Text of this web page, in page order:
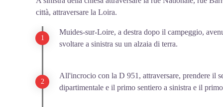
Divenne re di Francia nel 1498 con il nome di Luigi
Amboise. Luigi XII intraprende, con Anna di
del castello in quello che sarà chiamato in seguito lo
Ulteriori informazioni: Wikipedia
Per visitare il castello
città, attraversare la Loira.
Muides-sur-Loire, a destra dopo il campeggio,
svoltare a sinistra su un alzaia di terra.
All'incrocio con la D 951, attraversare, prendere il
dipartimentale e il primo sentiero a sinistra e il